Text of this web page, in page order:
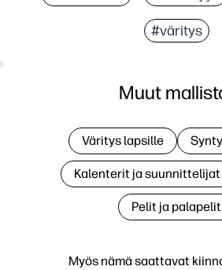
#väritys
Myös nämä saattavat
Muut
Väritys lapsille
Kalenterit ja suunnittelijat
Pelit ja palapelit